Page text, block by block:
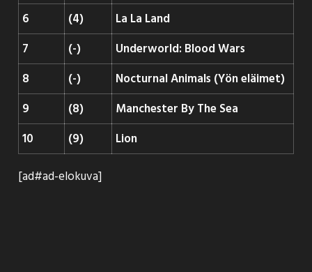
6
(4)
La La Land
7
(-)
Underworld: Blood Wars
8
(-)
Nocturnal Animals (Yön eläimet)
9
(8)
Manchester By The Sea
10
(9)
Lion
[ad#ad-elokuva]